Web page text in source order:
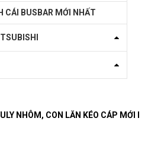
CÁI BUSBAR MỚI NHẤT
NHÔM, CON LĂN KÉO CÁP MỚI